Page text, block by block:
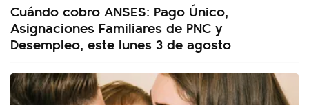
Cuándo cobro ANSES: Pago Único,
Asignaciones Familiares de PNC y
Desempleo, este lunes 3 de agosto